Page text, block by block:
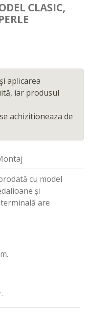
CLASIC,
aplicarea
iar produsul
achizitioneaza de
cu model
și
are